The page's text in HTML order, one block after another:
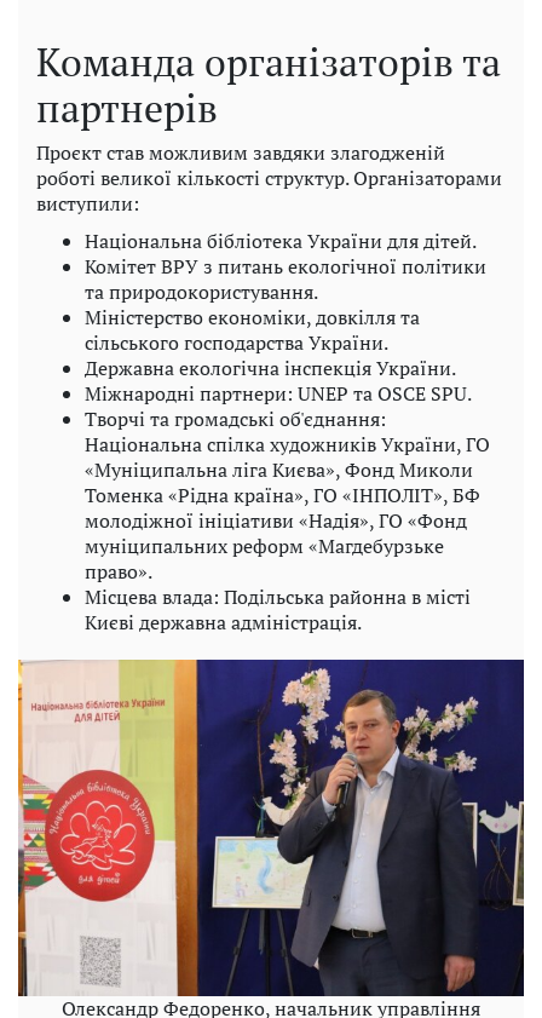
Команда організаторів та
партнерів
Проєкт став можливим завдяки злагодженій
роботі великої кількості структур. Організаторами
виступили:
Національна бібліотека України для дітей.
Комітет ВРУ з питань екологічної політики
та природокористування.
Міністерство економіки, довкілля та
сільського господарства України.
Державна екологічна інспекція України.
Міжнародні партнери: UNEP та OSCE SPU.
Творчі та громадські об'єднання:
Національна спілка художників України, ГО
«Муніципальна ліга Києва», Фонд Миколи
Томенка «Рідна країна», ГО «ІНПОЛІТ», БФ
молодіжної ініціативи «Надія», ГО «Фонд
муніципальних реформ «Магдебурзьке
право».
Місцева влада: Подільська районна в місті
Києві державна адміністрація.
Олександр Федоренко, начальник управління